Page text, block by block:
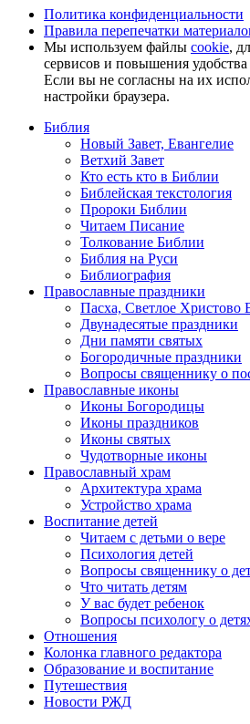
Политика конфиденциальности
Правила перепечатки
Мы используем файлы cookie,
сервисов и повышения
Если вы не согласны на их
настройки браузера.
Библия
Новый Завет, Евангелие
Ветхий Завет
Кто есть кто в Библии
Библейская текстология
Пророки Библии
Читаем Писание
Толкование Библии
Библия на Руси
Библиография
Православные праздники
Пасха, Светлое Христово
Двунадесятые праздники
Дни памяти святых
Богородичные праздники
Вопросы священнику о
Православные иконы
Иконы Богородицы
Иконы праздников
Иконы святых
Чудотворные иконы
Православный храм
Архитектура храма
Устройство храма
Воспитание детей
Читаем с детьми о вере
Психология детей
Вопросы священнику о
Что читать детям
У вас будет ребенок
Вопросы психологу о
Отношения
Колонка главного редактора
Образование и воспитание
Путешествия
Новости РЖД